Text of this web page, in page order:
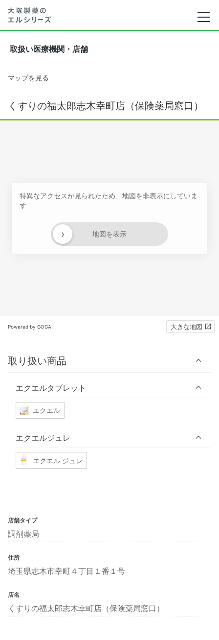
取扱い医療機関・店舗
マップを見る
くすりの福太郎志木幸町店（保険薬局窓口）
特異なアクセスが見られたため、地図を非表示にしていま
す
地図を表示
›
Powered by GOGA 大きな地図
取り扱い商品
エクエルタブレット
エクエル
エクエルジュレ
エクエル ジュレ
店舗タイプ
調剤薬局
住所
埼玉県志木市幸町４丁目１番１号
店名
くすりの福太郎志木幸町店（保険薬局窓口）